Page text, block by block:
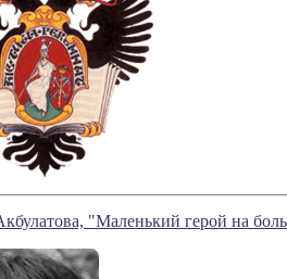
"Маленький герой на